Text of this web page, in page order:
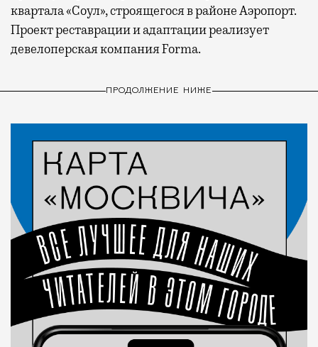
квартала «Соул», строящегося в районе Аэропорт.
Проект реставрации и адаптации реализует
девелоперская компания Forma.
ПРОДОЛЖЕНИЕ НИЖЕ